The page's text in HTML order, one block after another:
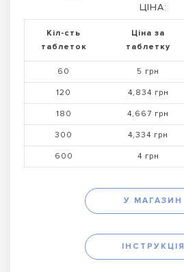
ЦІНА:
Кіл-сть
таблеток
Ціна за
таблетку
60 5 грн
120 4,834 грн
180 4,667 грн
300 4,334 грн
600 4 грн
У МАГАЗИН
ІНСТРУКЦІЯ